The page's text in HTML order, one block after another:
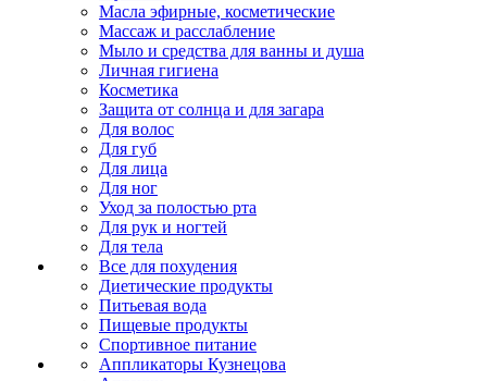
Масла эфирные, косметические
Массаж и расслабление
Мыло и средства для ванны и душа
Личная гигиена
Косметика
Защита от солнца и для загара
Для волос
Для губ
Для лица
Для ног
Уход за полостью рта
Для рук и ногтей
Для тела
Все для похудения
Диетические продукты
Питьевая вода
Пищевые продукты
Спортивное питание
Аппликаторы Кузнецова